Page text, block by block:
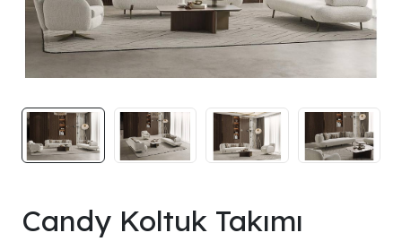
Candy Koltuk Takımı